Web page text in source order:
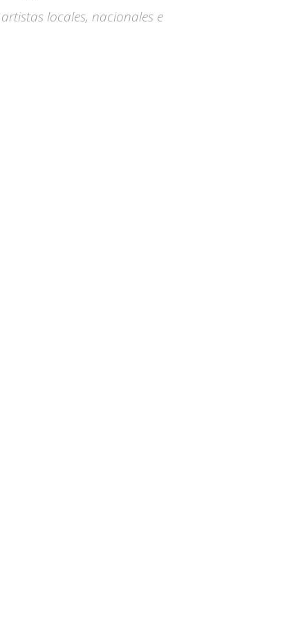
locales, nacionales e